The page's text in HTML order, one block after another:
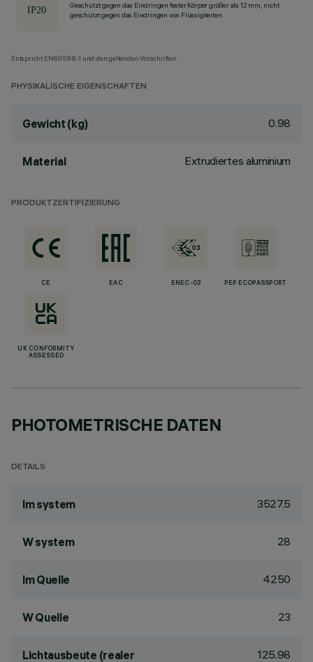
Geschützt gegen das Eindringen fester Körper größer als 12 mm, nicht
geschützt gegen das Eindringen von Flüssigkeiten.
Entspricht EN60598-1 und den geltenden Vorschriften.
PHYSIKALISCHE EIGENSCHAFTEN
Gewicht (kg) 0.98
Material Extrudiertes aluminium
PRODUKTZERTIFIZIERUNG
CE EAC ENEC-03 PEP ECOPASSPORT
UK CONFORMITY
ASSESSED
PHOTOMETRISCHE DATEN
DETAILS
lm system 3527.5
W system 28
lm Quelle 4250
W Quelle 23
Lichtausbeute (realer 125.98